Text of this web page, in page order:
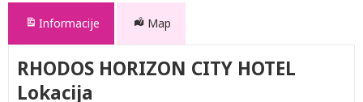
Informacije Map
RHODOS HORIZON CITY HOTEL
Lokacija